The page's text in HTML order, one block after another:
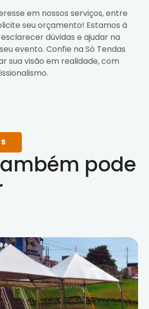
em nossos serviços, entre
seu orçamento! Estamos à
dúvidas e ajudar na
evento. Confie na Só Tendas
sua visão em realidade, com
pode